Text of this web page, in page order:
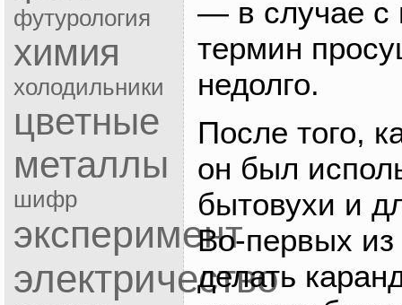
футурология
химия
холодильники
цветные
металлы
шифр
эксперимент
электричество
— в случае с
термин
недолго.
После того,
он был
бытовухи и
Во-первых из
делать